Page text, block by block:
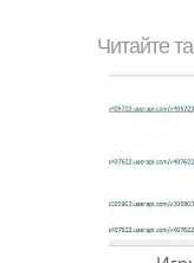
Читайте